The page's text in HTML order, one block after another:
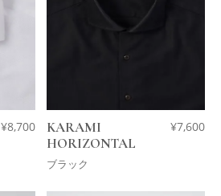
¥8,700
KARAMI
HORIZONTAL
ブラック
¥7,600